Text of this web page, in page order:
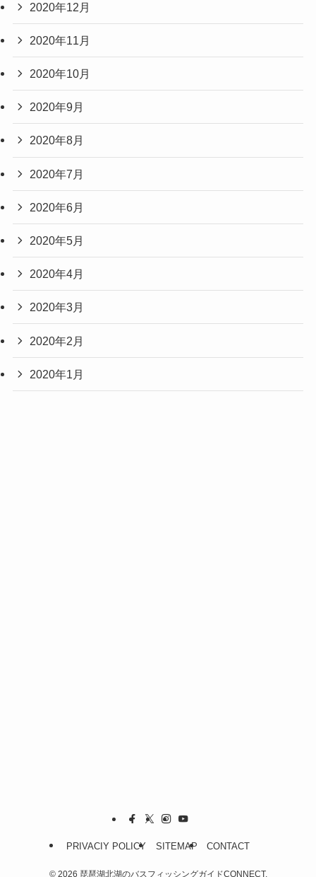
2020年12月
2020年11月
2020年10月
2020年9月
2020年8月
2020年7月
2020年6月
2020年5月
2020年4月
2020年3月
2020年2月
2020年1月
PRIVACIY POLICY SITEMAP CONTACT
©2026 琵琶湖北湖のバスフィッシングガイドCONNECT.